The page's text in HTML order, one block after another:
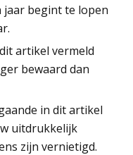
begint te lopen
artikel vermeld
bewaard dan
in dit artikel
uitdrukkelijk
zijn vernietigd.